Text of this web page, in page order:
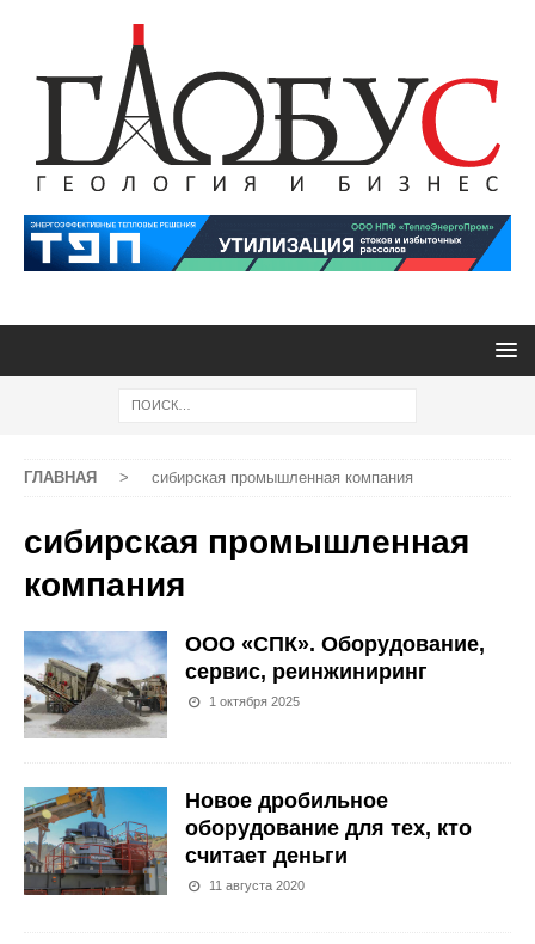
ГЛАВНАЯ > сибирская промышленная компания
сибирская промышленная
компания
ООО «СПК». Оборудование,
сервис, реинжиниринг
1 октября 2025
Новое дробильное
оборудование для тех, кто
считает деньги
11 августа 2020